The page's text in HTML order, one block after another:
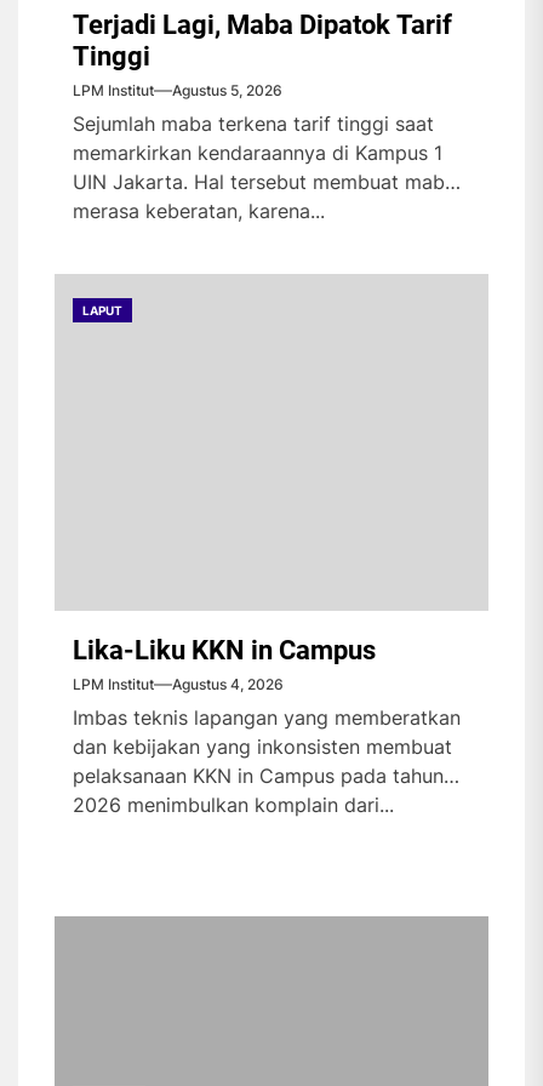
Terjadi Lagi, Maba Dipatok Tarif
Tinggi
LPM Institut Agustus 5, 2026
Sejumlah maba terkena tarif tinggi saat
memarkirkan kendaraannya di Kampus 1
UIN Jakarta. Hal tersebut membuat maba
merasa keberatan, karena...
LAPUT
Lika-Liku KKN in Campus
LPM Institut Agustus 4, 2026
Imbas teknis lapangan yang memberatkan
dan kebijakan yang inkonsisten membuat
pelaksanaan KKN in Campus pada tahun
2026 menimbulkan komplain dari...